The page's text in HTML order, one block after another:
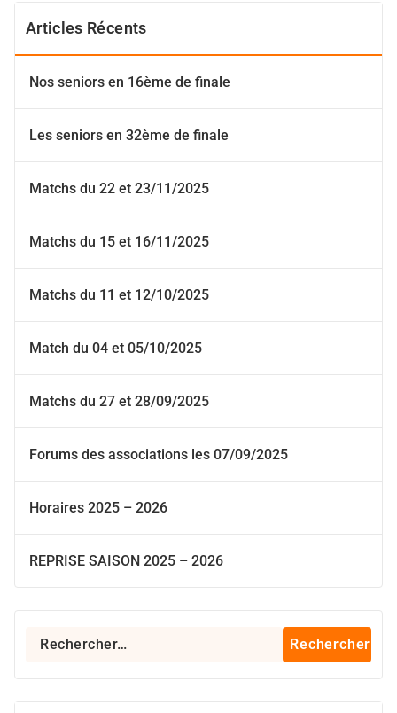
Articles Récents
Nos seniors en 16ème de finale
Les seniors en 32ème de finale
Matchs du 22 et 23/11/2025
Matchs du 15 et 16/11/2025
Matchs du 11 et 12/10/2025
Match du 04 et 05/10/2025
Matchs du 27 et 28/09/2025
Forums des associations les 07/09/2025
Horaires 2025 – 2026
REPRISE SAISON 2025 – 2026
Rechercher :